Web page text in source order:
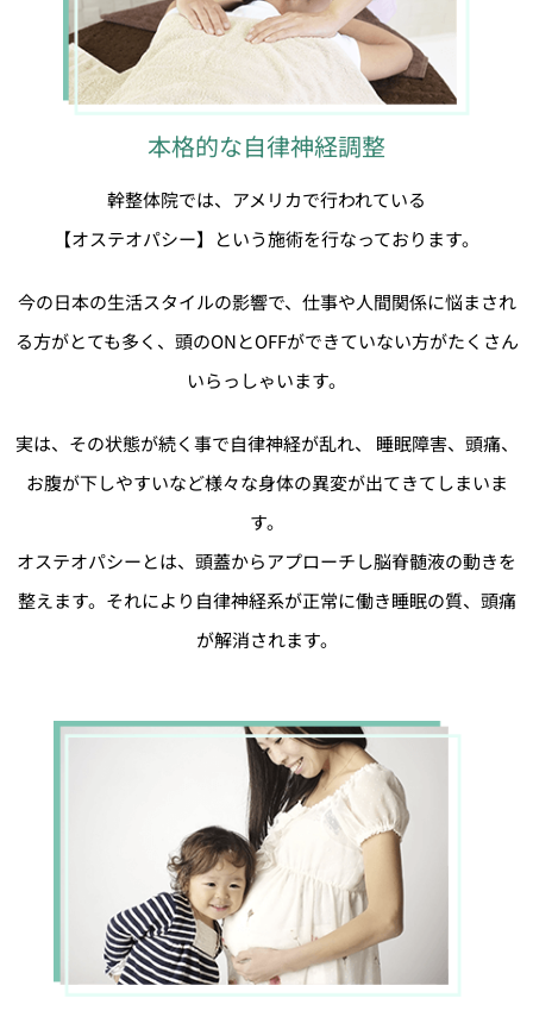
本格的な自律神経調整
幹整体院では、アメリカで行われている
【オステオパシー】という施術を行なっております。
今の日本の生活スタイルの影響で、仕事や人間関係に悩まされ
る方がとても多く、頭のONとOFFができていない方がたくさん
いらっしゃいます。
実は、その状態が続く事で自律神経が乱れ、 睡眠障害、頭痛、
お腹が下しやすいなど様々な身体の異変が出てきてしまいま
す。
オステオパシーとは、頭蓋からアプローチし脳脊髄液の動きを
整えます。それにより自律神経系が正常に働き睡眠の質、頭痛
が解消されます。